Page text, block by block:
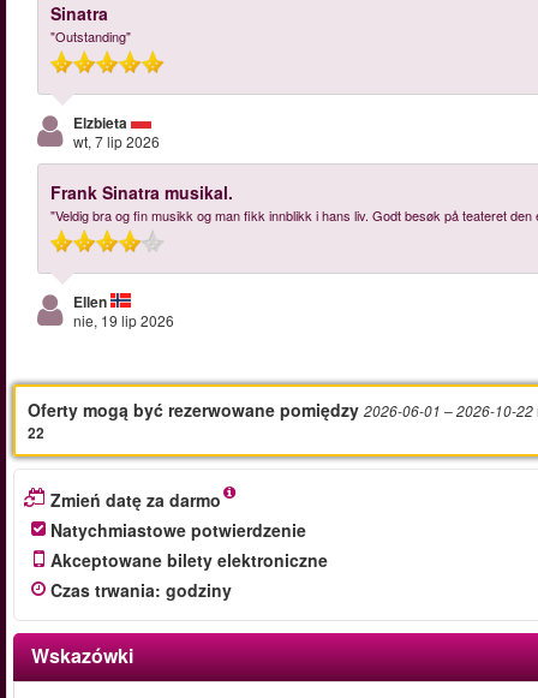
Sinatra
"Outstanding"
Elzbieta
wt, 7 lip 2026
Frank Sinatra musikal.
"Veldig bra og fin musikk og man fikk innblikk i hans liv. Godt besøk på teateret den
Ellen
nie, 19 lip 2026
Oferty mogą być rezerwowane pomiędzy 2026-06-01 – 2026-10-22
22
Zmień datę za darmo
Natychmiastowe potwierdzenie
Akceptowane bilety elektroniczne
Czas trwania: godziny
Wskazówki